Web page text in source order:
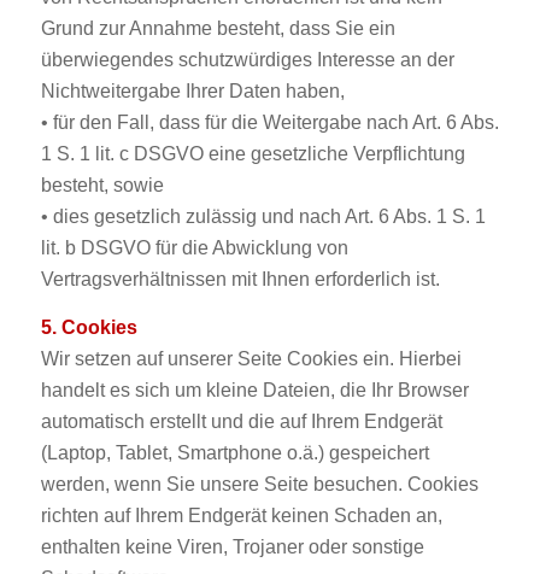
Grund zur Annahme besteht, dass Sie ein
überwiegendes schutzwürdiges Interesse an der
Nichtweitergabe Ihrer Daten haben,
• für den Fall, dass für die Weitergabe nach Art. 6 Abs.
1 S. 1 lit. c DSGVO eine gesetzliche Verpflichtung
besteht, sowie
• dies gesetzlich zulässig und nach Art. 6 Abs. 1 S. 1
lit. b DSGVO für die Abwicklung von
Vertragsverhältnissen mit Ihnen erforderlich ist.
5. Cookies
Wir setzen auf unserer Seite Cookies ein. Hierbei
handelt es sich um kleine Dateien, die Ihr Browser
automatisch erstellt und die auf Ihrem Endgerät
(Laptop, Tablet, Smartphone o.ä.) gespeichert
werden, wenn Sie unsere Seite besuchen. Cookies
richten auf Ihrem Endgerät keinen Schaden an,
enthalten keine Viren, Trojaner oder sonstige